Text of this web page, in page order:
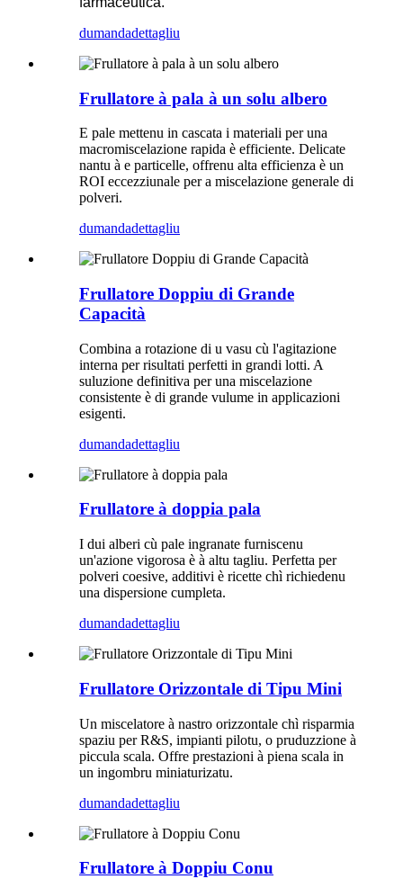
dumandadettagliu
Frullatore à pala à un solu albero
E pale mettenu in cascata i materiali per una
macromiscelazione rapida è efficiente. Delicate
nantu à e particelle, offrenu alta efficienza è un
ROI eccezziunale per a miscelazione generale di
polveri.
dumandadettagliu
Frullatore Doppiu di Grande
Capacità
Combina a rotazione di u vasu cù l'agitazione
interna per risultati perfetti in grandi lotti. A
suluzione definitiva per una miscelazione
consistente è di grande vulume in applicazioni
esigenti.
dumandadettagliu
Frullatore à doppia pala
I dui alberi cù pale ingranate furniscenu
un'azione vigorosa è à altu tagliu. Perfetta per
polveri coesive, additivi è ricette chì richiedenu
una dispersione cumpleta.
dumandadettagliu
Frullatore Orizzontale di Tipu Mini
Un miscelatore à nastro orizzontale chì risparmia
spaziu per R&S, impianti pilotu, o pruduzzione à
piccula scala. Offre prestazioni à piena scala in
un ingombru miniaturizatu.
dumandadettagliu
Frullatore à Doppiu Conu